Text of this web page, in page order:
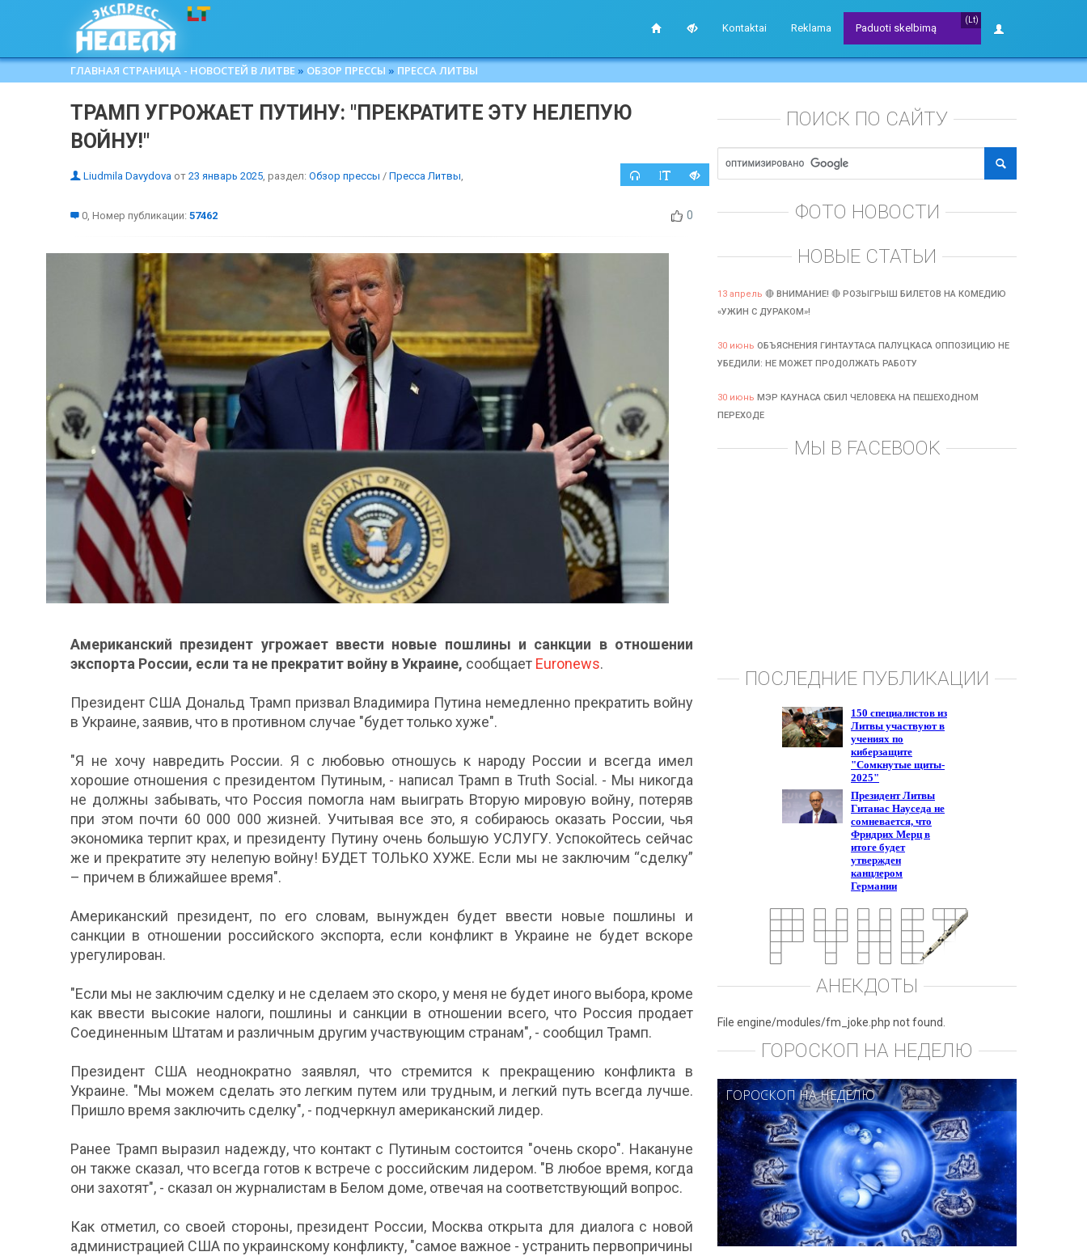
Kontaktai Reklama
(Lt)
Paduoti skelbimą
ГЛАВНАЯ СТРАНИЦА - НОВОСТЕЙ В ЛИТВЕ » ОБЗОР ПРЕССЫ » ПРЕССА ЛИТВЫ
ТРАМП УГРОЖАЕТ ПУТИНУ: "ПРЕКРАТИТЕ ЭТУ НЕЛЕПУЮ
ВОЙНУ!"
Liudmila Davydova от 23 январь 2025, раздел: Обзор прессы / Пресса Литвы,
0, Номер публикации: 57462 0
Американский президент угрожает ввести новые пошлины и санкции в отношении
экспорта России, если та не прекратит войну в Украине, сообщает Euronews.
Президент США Дональд Трамп призвал Владимира Путина немедленно прекратить войну
в Украине, заявив, что в противном случае "будет только хуже".
"Я не хочу навредить России. Я с любовью отношусь к народу России и всегда имел
хорошие отношения с президентом Путиным, - написал Трамп в Truth Social. - Мы никогда
не должны забывать, что Россия помогла нам выиграть Вторую мировую войну, потеряв
при этом почти 60 000 000 жизней. Учитывая все это, я собираюсь оказать России, чья
экономика терпит крах, и президенту Путину очень большую УСЛУГУ. Успокойтесь сейчас
же и прекратите эту нелепую войну! БУДЕТ ТОЛЬКО ХУЖЕ. Если мы не заключим “сделку”
– причем в ближайшее время".
Американский президент, по его словам, вынужден будет ввести новые пошлины и
санкции в отношении российского экспорта, если конфликт в Украине не будет вскоре
урегулирован.
"Если мы не заключим сделку и не сделаем это скоро, у меня не будет иного выбора, кроме
как ввести высокие налоги, пошлины и санкции в отношении всего, что Россия продает
Соединенным Штатам и различным другим участвующим странам", - сообщил Трамп.
Президент США неоднократно заявлял, что стремится к прекращению конфликта в
Украине. "Мы можем сделать это легким путем или трудным, и легкий путь всегда лучше.
Пришло время заключить сделку", - подчеркнул американский лидер.
Ранее Трамп выразил надежду, что контакт с Путиным состоится "очень скоро". Накануне
он также сказал, что всегда готов к встрече с российским лидером. "В любое время, когда
они захотят", - сказал он журналистам в Белом доме, отвечая на соответствующий вопрос.
Как отметил, со своей стороны, президент России, Москва открыта для диалога с новой
администрацией США по украинскому конфликту, "самое важное - устранить первопричины
ПОИСК ПО САЙТУ
ФОТО НОВОСТИ
НОВЫЕ СТАТЬИ
13 апрель 🔴 ВНИМАНИЕ! 🔴 РОЗЫГРЫШ БИЛЕТОВ НА КОМЕДИЮ
«УЖИН С ДУРАКОМ»!
30 июнь ОБЪЯСНЕНИЯ ГИНТАУТАСА ПАЛУЦКАСА ОППОЗИЦИЮ НЕ
УБЕДИЛИ: НЕ МОЖЕТ ПРОДОЛЖАТЬ РАБОТУ
30 июнь МЭР КАУНАСА СБИЛ ЧЕЛОВЕКА НА ПЕШЕХОДНОМ
ПЕРЕХОДЕ
МЫ В FACEBOOK
ПОСЛЕДНИЕ ПУБЛИКАЦИИ
АНЕКДОТЫ
File engine/modules/fm_joke.php not found.
ГОРОСКОП НА НЕДЕЛЮ
ГОРОСКОП НА НЕДЕЛЮ